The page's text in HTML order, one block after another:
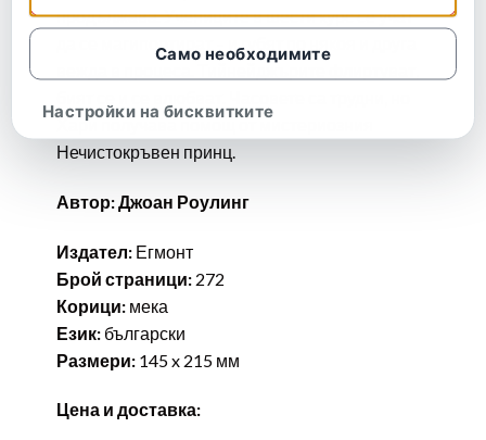
продължава. Учениците в шести курс се учат
да се магипортират – и губят по някоя и друга
вежда в процеса. Тийнейджърите флиртуват,
Хари получава помощ от мистериозния
Нечистокръвен принц.
Автор: Джоан Роулинг
Издател:Егмонт
Брой страници:272
Корици:мека
Език:български
Размери:145 x 215 мм
Цена и доставка:
Само необходимите
Настройки на бисквитките